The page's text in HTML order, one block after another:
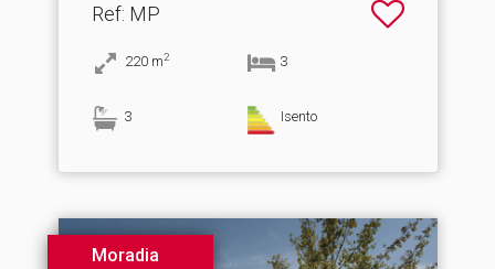
Ref: MP
220 m2 3
3 Isento
Moradia